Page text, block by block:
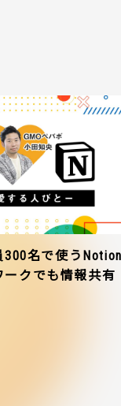
300名で使うNotion
クでも情報共有